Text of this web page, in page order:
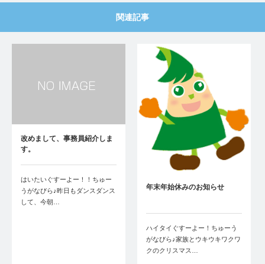
関連記事
改めまして、事務員紹介しま
す。
はいたいぐすーよー！！ちゅー
うがなびら♪昨日もダンスダンス
して、今朝…
年末年始休みのお知らせ
ハイタイぐすーよー！ちゅーう
がなびら♪家族とウキウキワクワ
クのクリスマス…